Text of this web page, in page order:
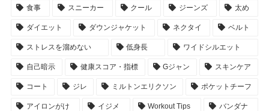
食事 スニーカー クール ジーンズ 太め
ダイエット ダウンジャケット ネクタイ ベルト
ストレスを溜めない 低身長 ワイドシルエット
自己暗示 健康スコア・指標 Gジャン スキンケア
コート ジレ ミルトンエリクソン ポケットチーフ
アイロンがけ イジメ Workout Tips バンダナ